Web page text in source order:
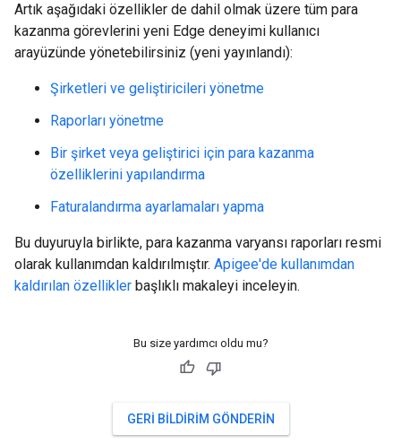
Artık aşağıdaki özellikler de dahil olmak üzere tüm para
kazanma görevlerini yeni Edge deneyimi kullanıcı
arayüzünde yönetebilirsiniz (yeni yayınlandı):
Şirketleri ve geliştiricileri yönetme
Raporları yönetme
Bir şirket veya geliştirici için para kazanma
özelliklerini yapılandırma
Faturalandırma ayarlamaları yapma
Bu duyuruyla birlikte, para kazanma varyansı raporları resmi
olarak kullanımdan kaldırılmıştır. Apigee'de kullanımdan
kaldırılan özellikler başlıklı makaleyi inceleyin.
Bu size yardımcı oldu mu?
GERI BILDIRIM GÖNDERIN